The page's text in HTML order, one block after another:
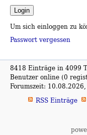
Um sich einloggen zu
Passwort vergessen
8418 Einträge in 4099
Benutzer online (0
Forumszeit:
RSS Einträge